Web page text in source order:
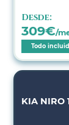
Desde:
309€/
Todo
KIA NIRO